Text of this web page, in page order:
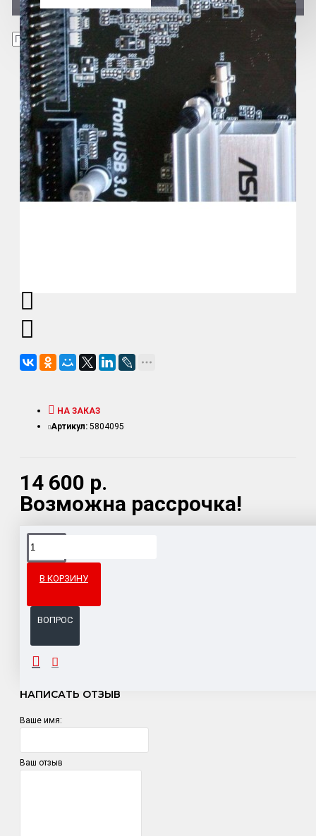
14 600 р.
Возможна рассрочка!
НА ЗАКАЗ
Артикул: 5804095
В КОРЗИНУ
ВОПРОС
Доставка товара по всему Таможенному союзу.
ОТЗЫВЫ
НАПИСАТЬ ОТЗЫВ
Ваше имя:
Ваш отзыв